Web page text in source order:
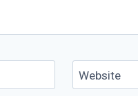
Website